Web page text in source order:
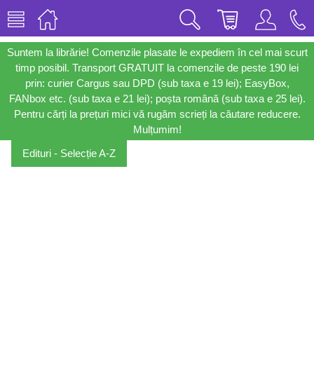
Suntem la librărie! Comenzile plasate le expediem în cel mai scurt
timp posibil. Transport GRATUIT la comenzile de peste 190 lei
prin: curier Cargus sau DPD (sub taxa e 19 lei); EasyBox,
FANbox etc. (sub taxa e 21 lei); poșta română (sub taxa e 25 lei).
Pentru cărți la prețuri mici vă rugăm scrieți la căutare reducere.
Mulțumim!
Edituri - Selecție A-Z